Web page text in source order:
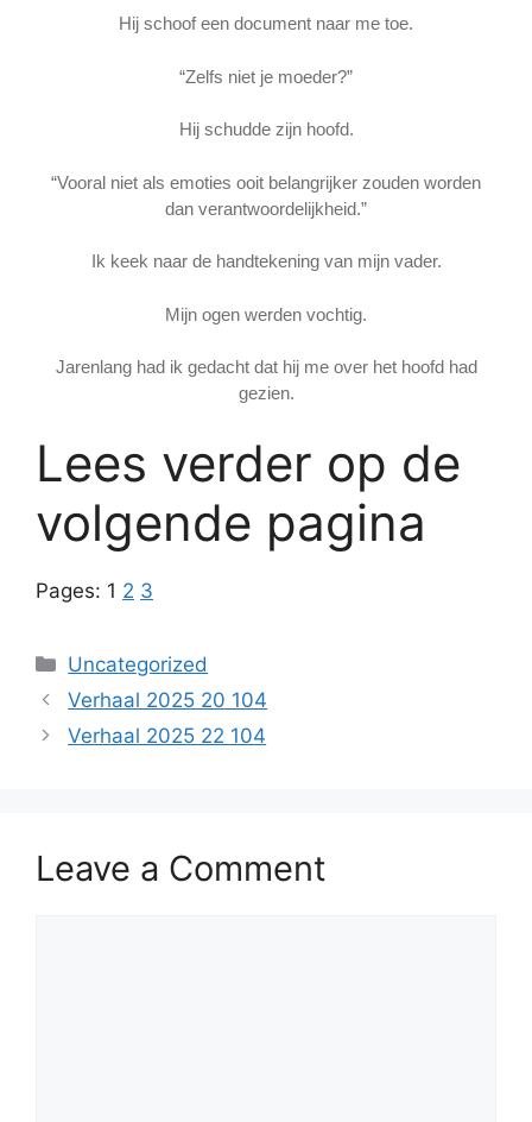
Hij schoof een document naar me toe.
“Zelfs niet je moeder?”
Hij schudde zijn hoofd.
“Vooral niet als emoties ooit belangrijker zouden worden
dan verantwoordelijkheid.”
Ik keek naar de handtekening van mijn vader.
Mijn ogen werden vochtig.
Jarenlang had ik gedacht dat hij me over het hoofd had
gezien.
Lees verder op de
volgende pagina
Pages: 1 2 3
Categories
Uncategorized
Verhaal 2025 20 104
Verhaal 2025 22 104
Leave a Comment